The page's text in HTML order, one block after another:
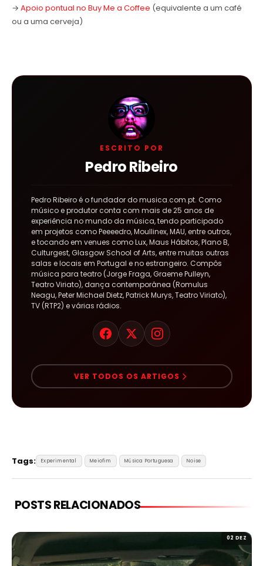
→ Apoio pontual no Buy Me a Coffee (equivalente a um café
ou a uma cerveja)
ESCRITO POR
Pedro Ribeiro
Pedro Ribeiro é o fundador do musica.com.pt. Como
músico e produtor conta com mais de 25 anos de
experiência no mundo da música, tendo participado
em projetos como Peeeedro, Moullinex, MAU, entre outros,
e tocando em venues como Lux, Maus Hábitos, Plano B,
Culturgest, Glasgow School of Arts, entre muitas outras
salas e locais em Portugal e no estrangeiro. Compôs
música para teatro (Jorge Fraga, Graeme Pulleyn,
Teatro Viriato), dança contemporânea (Romulus
Neagu, Peter Michael Dietz, Patrick Murys, Teatro Viriato),
TV (RTP2) e várias rádios.
VER TODOS OS ARTIGOS
Tags: Experimental Meiofim Música Portuguesa Noise
POSTS RELACIONADOS
02 DEZ